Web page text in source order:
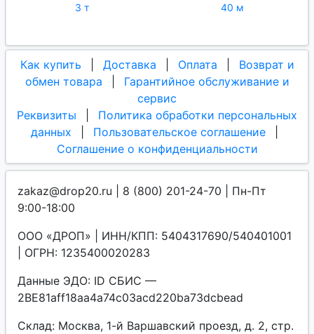
3 т
40 м
Как купить Доставка Оплата
Возврат и
обмен товара
Гарантийное обслуживание и
сервис
Реквизиты
Политика обработки персональных
данных
Пользовательское соглашение
Соглашение о конфиденциальности
zakaz@drop20.ru | 8 (800) 201-24-70 | Пн-Пт
9:00-18:00
ООО «ДРОП» | ИНН/КПП: 5404317690/540401001
| ОГРН: 1235400020283
Данные ЭДО: ID СБИС —
2BE81aff18aa4a74c03acd220ba73dcbead
Склад: Москва, 1-й Варшавский проезд, д. 2, стр.